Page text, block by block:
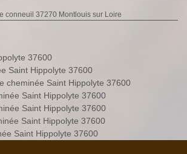
conneuil 37270 Montlouis sur Loire
37600
Saint Hippolyte 37600
cheminée Saint Hippolyte 37600
Saint Hippolyte 37600
Saint Hippolyte 37600
Saint Hippolyte 37600
Saint Hippolyte 37600